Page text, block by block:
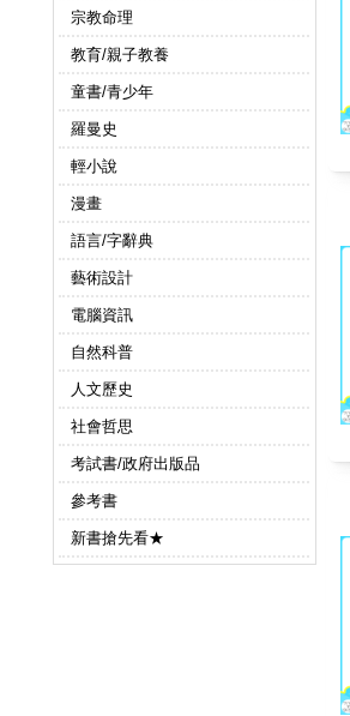
宗教命理
教育/親子教養
童書/青少年
羅曼史
輕小說
漫畫
語言/字辭典
藝術設計
電腦資訊
自然科普
人文歷史
社會哲思
考試書/政府出版品
參考書
新書搶先看★